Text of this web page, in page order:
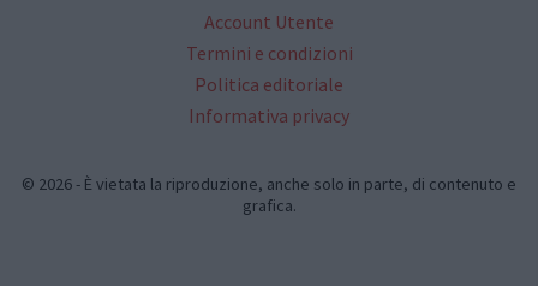
Account Utente
Termini e condizioni
Politica editoriale
Informativa privacy
© 2026 - È vietata la riproduzione, anche solo in parte, di contenuto e
grafica.